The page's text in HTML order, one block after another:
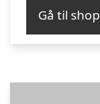
Gå til shop